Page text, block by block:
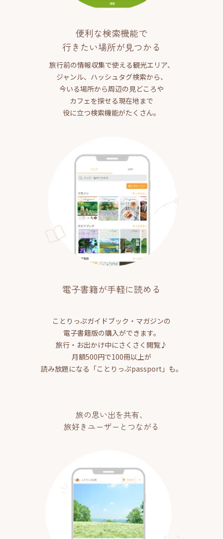
便利な検索機能で
行きたい場所が見つかる
旅行前の情報収集で使える観光エリア、
ジャンル、ハッシュタグ検索から、
今いる場所から周辺の見どころや
カフェを探せる現在地まで
役に立つ検索機能がたくさん。
電子書籍が手軽に読める
ことりっぷガイドブック・マガジンの
電子書籍版の購入ができます。
旅行・お出かけ中にさくさく閲覧♪
月額500円で100冊以上が
読み放題になる「ことりっぷpassport」も。
旅の思い出を共有、
旅好きユーザーとつながる